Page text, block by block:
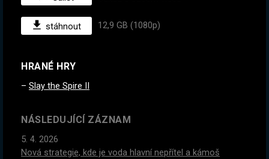
stáhnout 12,9 GB (1080p)
HRANÉ HRY
Slay the Spire II
NÁSLEDUJÍCÍ ZÁZNAM
5. 4. 2026
Nová strategie, kde je voda hlavní nepřítel a kámoš